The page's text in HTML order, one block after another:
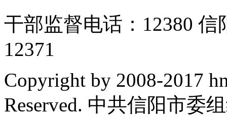
干部监督电话：12380
12371
Copyright by 2008-2017
Reserved. 中共信阳市委